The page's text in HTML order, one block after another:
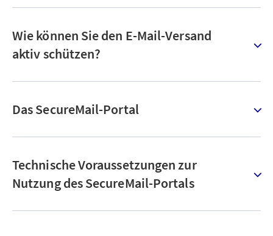
Wie können Sie den E-Mail-Versand
aktiv schützen?
Das SecureMail-Portal
Technische Voraussetzungen zur
Nutzung des SecureMail-Portals